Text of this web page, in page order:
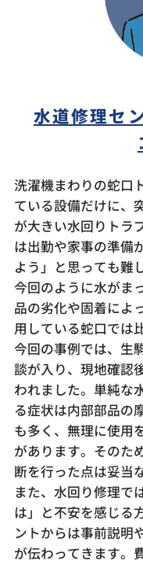
水道修理セ
洗濯機まわりの蛇口
ている設備だけに、
が大きい水回りトラ
は出勤や家事の準備
よう」と思っても難
今回のように水がま
品の劣化や固着によ
用している蛇口では
今回の事例では、生
談が入り、現地確認
われました。単純な
る症状は内部部品の
も多く、無理に使用
があります。そのた
断を行った点は妥当
また、水回り修理で
は」と不安を感じる
ントからは事前説明
が伝わってきます。